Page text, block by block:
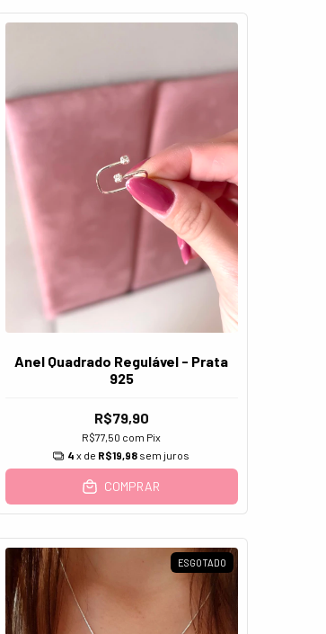
Anel Quadrado Regulável - Prata
925
R$79,90
R$77,50 com Pix
4 x de R$19,98 sem juros
COMPRAR
ESGOTADO